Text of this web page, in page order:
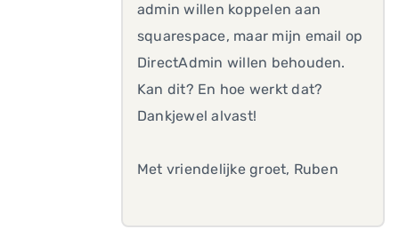
admin willen koppelen aan
squarespace, maar mijn email op
DirectAdmin willen behouden.
Kan dit? En hoe werkt dat?
Dankjewel alvast!
Met vriendelijke groet, Ruben